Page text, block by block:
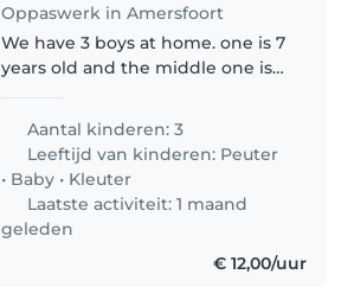
Oppaswerk in Amersfoort
We have 3 boys at home. one is 7
years old and the middle one is 5
responsible babysitter for our
kids. We live in Amersfoort
Varthorst..
Aantal kinderen: 3
Leeftijd van kinderen: Peuter
• Baby • Kleuter
Laatste activiteit: 1 maand
geleden
€ 12,00/uur